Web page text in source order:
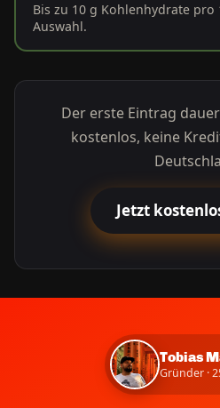
Bis zu 10 g Kohlenhydrate
Auswahl.
Der erste Eintrag
kostenlos, keine
Jetzt
Tobias
Gründer ·